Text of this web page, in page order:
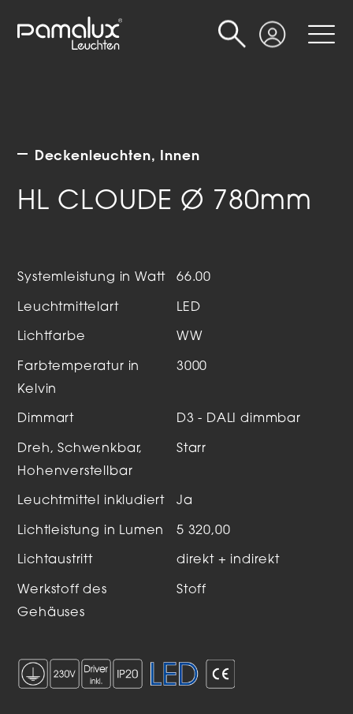
Login
Suche
Deckenleuchten Innen
HL CLOUDE Ø 780mm
Systemleistung in Watt 66.00
Leuchtmittelart LED
Lichtfarbe WW
Farbtemperatur in
Kelvin
3000
Dimmart D3 - DALI dimmbar
Dreh, Schwenkbar,
Hohenverstellbar
Starr
Leuchtmittel inkludiert Ja
Lichtleistung in Lumen 5 320,00
Lichtaustritt direkt + indirekt
Werkstoff des
Gehäuses
Stoff